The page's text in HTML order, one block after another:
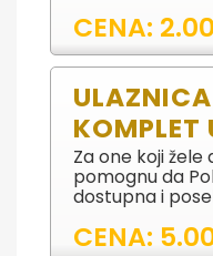
CENA:
Za one koji žele
pomognu da
dostupna i
CENA: